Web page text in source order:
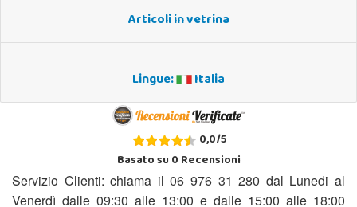
Articoli in vetrina
Lingue: Italia
0,0/5
Basato su0Recensioni
Servizio Clienti: chiama il 06 976 31 280 dal Lunedi al
Venerdì dalle 09:30 alle 13:00 e dalle 15:00 alle 18:00